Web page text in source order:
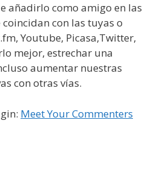
añadirlo como amigo en las
con las tuyas o
Youtube, Picasa,Twitter,
mejor, estrechar una
aumentar nuestras
con otras vías.
Meet Your Commenters